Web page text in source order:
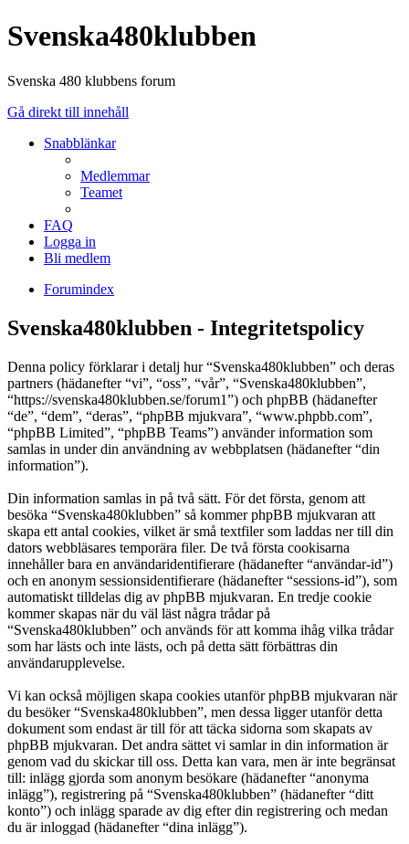
Svenska480klubben
Svenska 480 klubbens forum
Gå direkt till innehåll
Snabblänkar
Medlemmar
Teamet
FAQ
Logga in
Bli medlem
Forumindex
Svenska480klubben - Integritetspolicy
Denna policy förklarar i detalj hur “Svenska480klubben” och deras
partners (hädanefter “vi”, “oss”, “vår”, “Svenska480klubben”,
“https://svenska480klubben.se/forum1”) och phpBB (hädanefter
“de”, “dem”, “deras”, “phpBB mjukvara”, “www.phpbb.com”,
“phpBB Limited”, “phpBB Teams”) använder information som
samlas in under din användning av webbplatsen (hädanefter “din
information”).
Din information samlas in på två sätt. För det första, genom att
besöka “Svenska480klubben” så kommer phpBB mjukvaran att
skapa ett antal cookies, vilket är små textfiler som laddas ner till din
dators webbläsares temporära filer. De två första cookisarna
innehåller bara en användaridentifierare (hädanefter “användar-id”)
och en anonym sessionsidentifierare (hädanefter “sessions-id”), som
automatiskt tilldelas dig av phpBB mjukvaran. En tredje cookie
kommer skapas när du väl läst några trådar på
“Svenska480klubben” och används för att komma ihåg vilka trådar
som har lästs och inte lästs, och på detta sätt förbättras din
användarupplevelse.
Vi kan också möjligen skapa cookies utanför phpBB mjukvaran när
du besöker “Svenska480klubben”, men dessa ligger utanför detta
dokument som endast är till för att täcka sidorna som skapats av
phpBB mjukvaran. Det andra sättet vi samlar in din information är
genom vad du skickar till oss. Detta kan vara, men är inte begränsat
till: inlägg gjorda som anonym besökare (hädanefter “anonyma
inlägg”), registrering på “Svenska480klubben” (hädanefter “ditt
konto”) och inlägg sparade av dig efter din registrering och medan
du är inloggad (hädanefter “dina inlägg”).